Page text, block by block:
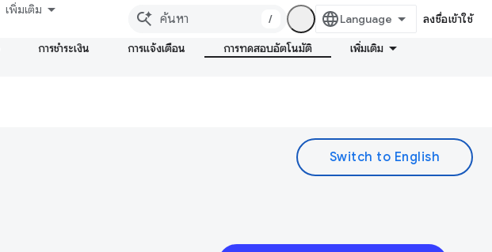
เพิ่มเติม
/ ลงชื่อเข้าใช้
การชำระเงิน การแจ้งเตือน การทดสอบอัตโนมัติ เพิ่มเติม